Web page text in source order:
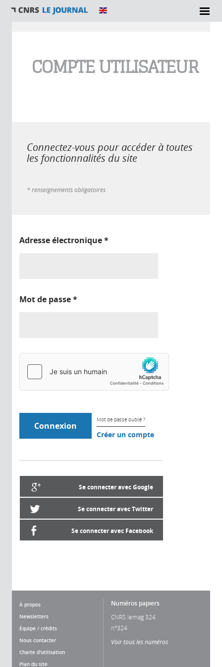
COMPTE UTILISATEUR
Connectez-vous pour accéder à toutes
les fonctionnalités du site
* renseignements obligatoires
Adresse électronique*
Mot de passe*
Mot de passe oublié ?
Créer un compte
Se connecter avec Google
Se connecter avec Twitter
Se connecter avec Facebook
À propos
Newsletters
Équipe / crédits
Nous contacter
Charte d'utilisation
Plan du site
Numéros papiers
CNRS lemag 324
n°324
Voir tous les numéros